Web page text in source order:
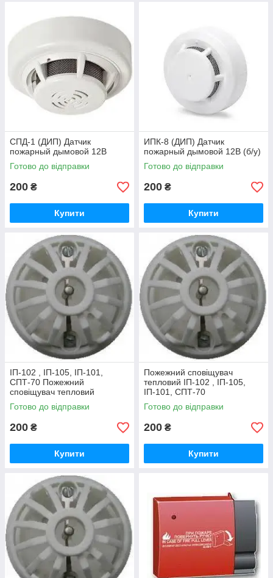
CПД-1 (ДИП) Датчик
пожарный дымовой 12В
Готово до відправки
200 ₴
Купити
ИПК-8 (ДИП) Датчик
пожарный дымовой 12В (б/у)
Готово до відправки
200 ₴
Купити
ІП-102 , ІП-105, ІП-101,
СПТ-70 Пожежний
сповіщувач тепловий
Готово до відправки
200 ₴
Купити
Пожежний сповіщувач
тепловий ІП-102 , ІП-105,
ІП-101, СПТ-70
Готово до відправки
200 ₴
Купити